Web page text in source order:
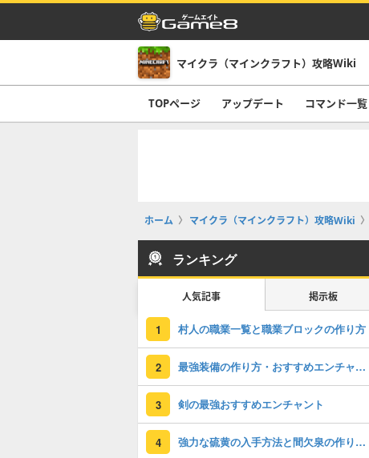
マイクラ（マインクラフト）攻略Wiki
TOPページ アップデート コマンド一覧
ホーム マイクラ（マインクラフト）攻略Wiki
ランキング
人気記事 掲示板
1 村人の職業一覧と職業ブロックの作り方
2 最強装備の作り方・おすすめエンチャント
3 剣の最強おすすめエンチャント
4 強力な硫黄の入手方法と間欠泉の作り方・実装日